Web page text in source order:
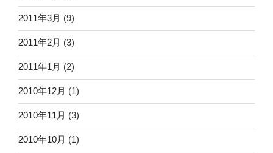
2011年3月 (9)
2011年2月 (3)
2011年1月 (2)
2010年12月 (1)
2010年11月 (3)
2010年10月 (1)